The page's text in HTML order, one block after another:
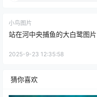
小鸟图片
站在河中央捕鱼的大白鹭图片
2025-9-23 12:35:58
猜你喜欢